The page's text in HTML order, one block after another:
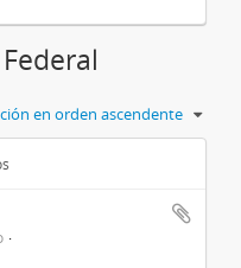
en orden ascendente